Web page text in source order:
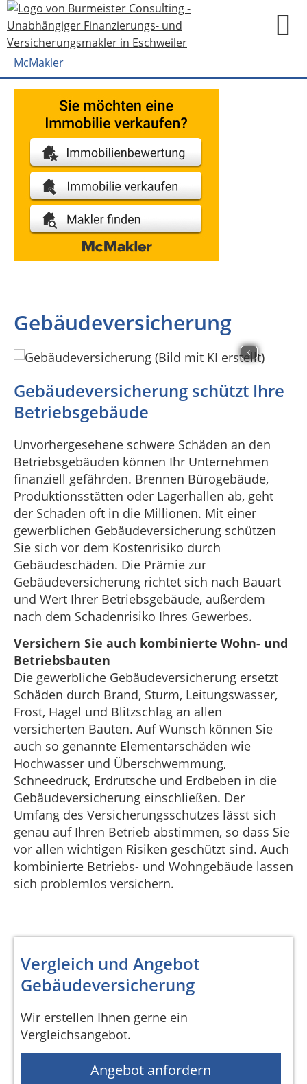
McMakler
Gebäudeversicherung
KI
Gebäudeversicherung schützt Ihre
Betriebsgebäude
Unvorhergesehene schwere Schäden an den
Betriebsgebäuden können Ihr Unternehmen
finanziell gefährden. Brennen Bürogebäude,
Produktionsstätten oder Lagerhallen ab, geht
der Schaden oft in die Millionen. Mit einer
gewerblichen Gebäudeversicherung schützen
Sie sich vor dem Kostenrisiko durch
Gebäudeschäden. Die Prämie zur
Gebäudeversicherung richtet sich nach Bauart
und Wert Ihrer Betriebsgebäude, außerdem
nach dem Schadenrisiko Ihres Gewerbes.
Versichern Sie auch kombinierte Wohn- und
Betriebsbauten
Die gewerbliche Gebäudeversicherung ersetzt
Schäden durch Brand, Sturm, Leitungswasser,
Frost, Hagel und Blitzschlag an allen
versicherten Bauten. Auf Wunsch können Sie
auch so genannte Elementarschäden wie
Hochwasser und Überschwemmung,
Schneedruck, Erdrutsche und Erdbeben in die
Gebäudeversicherung einschließen. Der
Umfang des Versicherungsschutzes lässt sich
genau auf Ihren Betrieb abstimmen, so dass Sie
vor allen wichtigen Risiken geschützt sind. Auch
kombinierte Betriebs- und Wohngebäude lassen
sich problemlos versichern.
Vergleich und Angebot
Gebäudeversicherung
Wir erstellen Ihnen gerne ein
Vergleichsangebot.
Angebot anfordern